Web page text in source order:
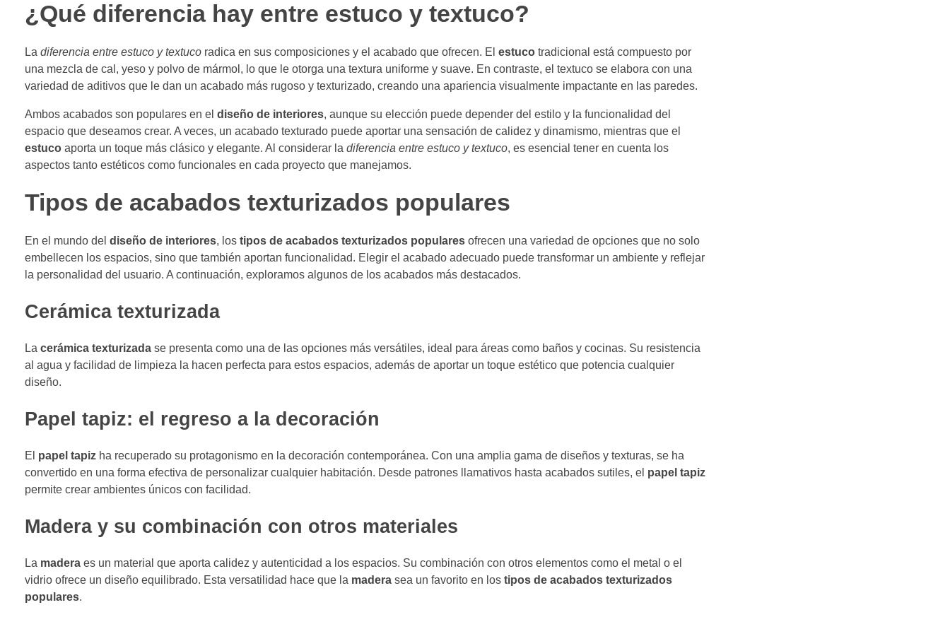
¿Qué diferencia hay entre estuco y textuco?
La diferencia entre estuco y textuco radica en sus composiciones y el acabado que ofrecen. El estuco tradicional está compuesto por
una mezcla de cal, yeso y polvo de mármol, lo que le otorga una textura uniforme y suave. En contraste, el textuco se elabora con una
variedad de aditivos que le dan un acabado más rugoso y texturizado, creando una apariencia visualmente impactante en las paredes.
Ambos acabados son populares en el diseño de interiores, aunque su elección puede depender del estilo y la funcionalidad del
espacio que deseamos crear. A veces, un acabado texturado puede aportar una sensación de calidez y dinamismo, mientras que el
estuco aporta un toque más clásico y elegante. Al considerar la diferencia entre estuco y textuco, es esencial tener en cuenta los
aspectos tanto estéticos como funcionales en cada proyecto que manejamos.
Tipos de acabados texturizados populares
En el mundo del diseño de interiores, los tipos de acabados texturizados populares ofrecen una variedad de opciones que no solo
embellecen los espacios, sino que también aportan funcionalidad. Elegir el acabado adecuado puede transformar un ambiente y reflejar
la personalidad del usuario. A continuación, exploramos algunos de los acabados más destacados.
Cerámica texturizada
La cerámica texturizada se presenta como una de las opciones más versátiles, ideal para áreas como baños y cocinas. Su resistencia
al agua y facilidad de limpieza la hacen perfecta para estos espacios, además de aportar un toque estético que potencia cualquier
diseño.
Papel tapiz: el regreso a la decoración
El papel tapiz ha recuperado su protagonismo en la decoración contemporánea. Con una amplia gama de diseños y texturas, se ha
convertido en una forma efectiva de personalizar cualquier habitación. Desde patrones llamativos hasta acabados sutiles, el papel tapiz
permite crear ambientes únicos con facilidad.
Madera y su combinación con otros materiales
La madera es un material que aporta calidez y autenticidad a los espacios. Su combinación con otros elementos como el metal o el
vidrio ofrece un diseño equilibrado. Esta versatilidad hace que la madera sea un favorito en los tipos de acabados texturizados
populares.